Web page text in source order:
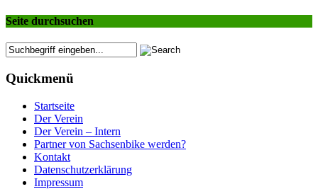
Seite durchsuchen
Quickmenü
Startseite
Der Verein
Der Verein – Intern
Partner von Sachsenbike werden?
Kontakt
Datenschutzerklärung
Impressum